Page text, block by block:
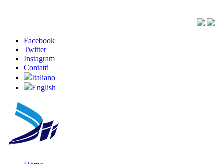
Facebook
Twitter
Instagram
Contatti
Italiano
English